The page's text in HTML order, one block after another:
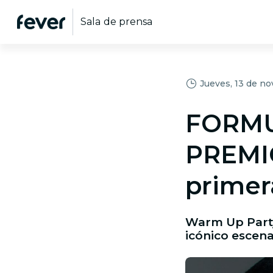
Sala de prensa
Jueves, 13 de
Warm Up
icónico